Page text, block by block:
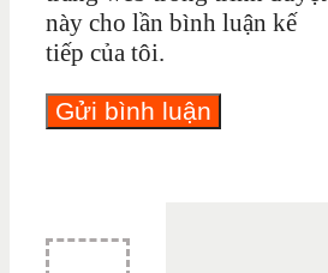
này cho lần bình luận kế
tiếp của tôi.